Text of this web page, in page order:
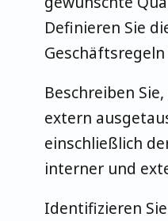
Definieren Sie
Beschreiben
extern
einschließlich
interner und
Identifizieren